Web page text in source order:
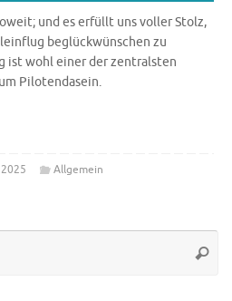
und es erfüllt uns voller Stolz,
beglückwünschen zu
ist wohl einer der zentralsten
Pilotendasein.
Allgemein